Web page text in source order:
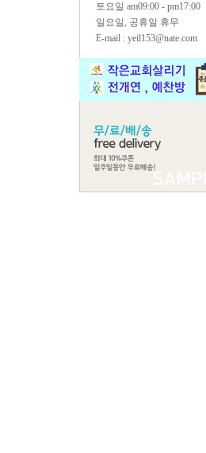
토요일 am09:00 - pm17:00
일요일, 공휴일 휴무
E-mail : yeil153@nate.com